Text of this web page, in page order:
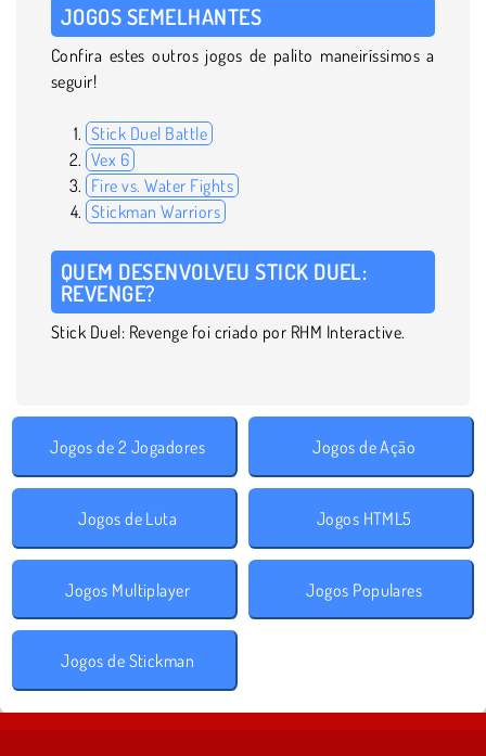
JOGOS SEMELHANTES
Confira estes outros jogos de palito maneiríssimos a
seguir!
Stick Duel Battle
Vex 6
Fire vs. Water Fights
Stickman Warriors
QUEM DESENVOLVEU STICK DUEL:
REVENGE?
Stick Duel: Revenge foi criado por RHM Interactive.
Jogos de 2 Jogadores Jogos de Ação
Jogos de Luta Jogos HTML5
Jogos Multiplayer Jogos Populares
Jogos de Stickman